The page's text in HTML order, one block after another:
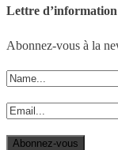
Lettre d’information
Abonnez-vous à la